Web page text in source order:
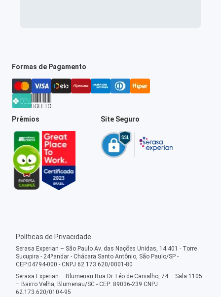
Formas de Pagamento
Prêmios Site Seguro
Políticas de Privacidade
Serasa Experian – São Paulo Av. das Nações Unidas, 14.401 - Torre
Sucupira - 24ºandar - Chácara Santo Antônio, São Paulo/SP -
CEP:04794-000 - CNPJ 62.173.620/0001-80
Serasa Experian – Blumenau Rua Dr. Léo de Carvalho, 74 – Sala 1105
– Bairro Velha, Blumenau/SC - CEP: 89036-239 CNPJ
62.173.620/0104-95